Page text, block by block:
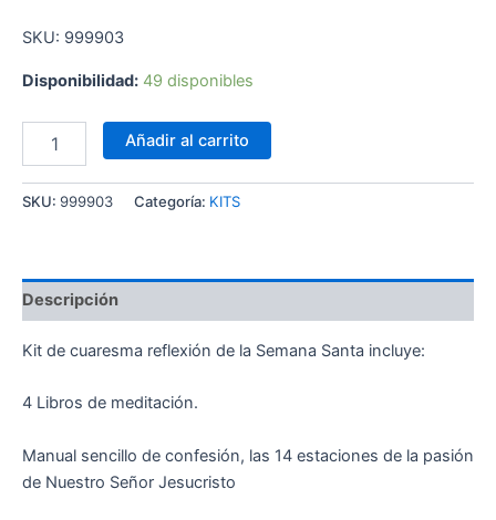
SKU: 999903
Disponibilidad: 49 disponibles
Añadir al carrito
SKU: 999903 Categoría: KITS
Descripción
Kit de cuaresma reflexión de la Semana Santa incluye:
4 Libros de meditación.
Manual sencillo de confesión, las 14 estaciones de la pasión
de Nuestro Señor Jesucristo